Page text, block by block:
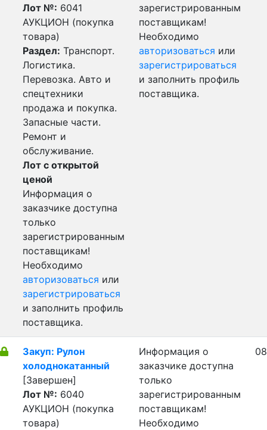
Лот №: 6041
АУКЦИОН (покупка
товара)
Раздел: Транспорт.
Логистика.
Перевозка. Авто и
спецтехники
продажа и покупка.
Запасные части.
Ремонт и
обслуживание.
Лот с открытой
ценой
Информация о
заказчике доступна
только
зарегистрированным
поставщикам!
Необходимо
авторизоваться или
зарегистрироваться
и заполнить профиль
поставщика.
зарегистрированным
поставщикам!
Необходимо
авторизоваться или
зарегистрироваться
и заполнить профиль
поставщика.
Закуп: Рулон
холоднокатанный
[Завершен]
Лот №: 6040
АУКЦИОН (покупка
товара)
Информация о
заказчике доступна
только
зарегистрированным
поставщикам!
Необходимо